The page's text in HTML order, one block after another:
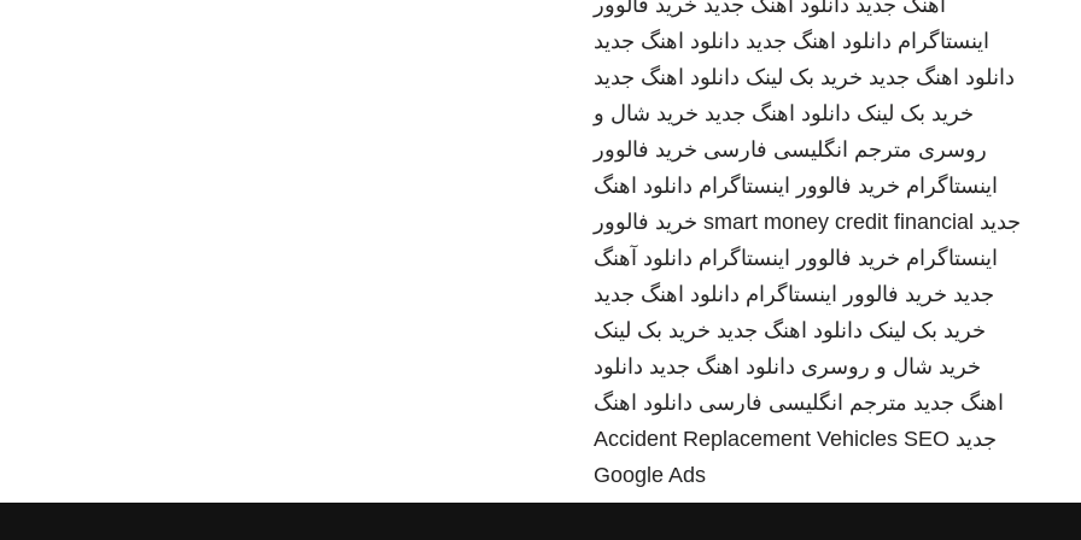
اهنگ جدید دانلود اهنگ جدید خرید فالوور
اینستاگرام دانلود اهنگ جدید دانلود اهنگ جدید
دانلود اهنگ جدید خرید بک لینک دانلود اهنگ جدید
خرید بک لینک دانلود اهنگ جدید خرید شال و
روسری مترجم انگلیسی فارسی خرید فالوور
اینستاگرام خرید فالوور اینستاگرام دانلود اهنگ
جدید smart money credit financial خرید فالوور
اینستاگرام خرید فالوور اینستاگرام دانلود آهنگ
جدید خرید فالوور اینستاگرام دانلود اهنگ جدید
خرید بک لینک دانلود اهنگ جدید خرید بک لینک
خرید شال و روسری دانلود اهنگ جدید دانلود
اهنگ جدید مترجم انگلیسی فارسی دانلود اهنگ
جدید
Accident Replacement Vehicles SEO
Google Ads